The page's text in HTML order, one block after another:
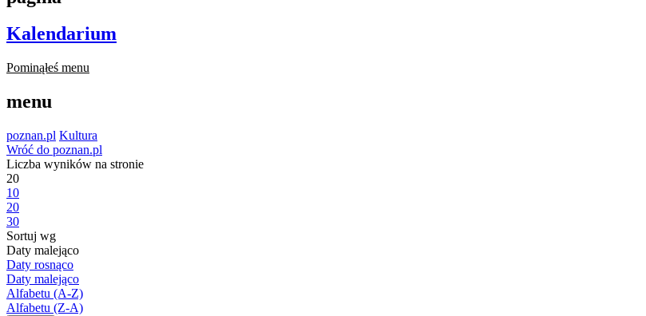
Kalendarium
Pominąłeś menu
menu
poznan.pl Kultura
Wróć do poznan.pl
Liczba wyników na stronie
20
10
20
30
Sortuj wg
Daty malejąco
Daty rosnąco
Daty malejąco
Alfabetu (A-Z)
Alfabetu (Z-A)